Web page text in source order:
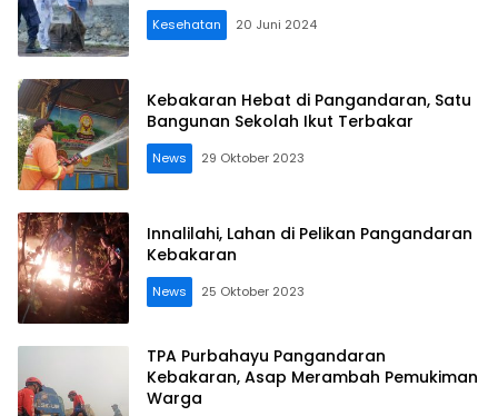
Kesehatan 20 Juni 2024
Kebakaran Hebat di Pangandaran, Satu
Bangunan Sekolah Ikut Terbakar
News 29 Oktober 2023
Innalilahi, Lahan di Pelikan Pangandaran
Kebakaran
News 25 Oktober 2023
TPA Purbahayu Pangandaran
Kebakaran, Asap Merambah Pemukiman
Warga